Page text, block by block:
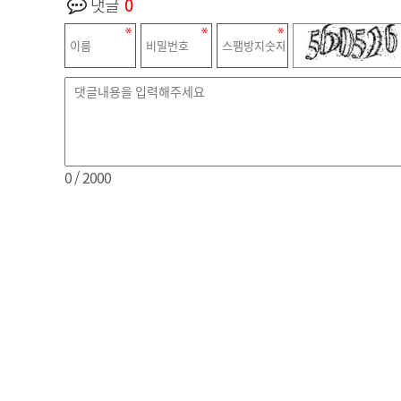
0/ 2000